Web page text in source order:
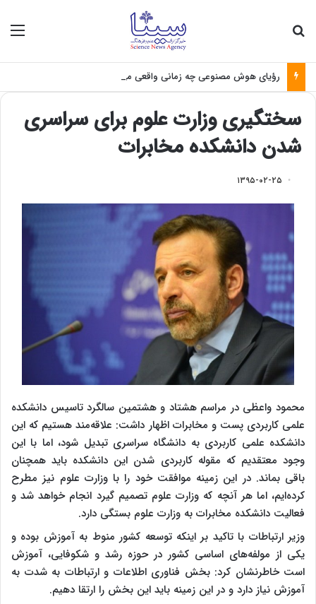
رؤیای هوش مصنوعی چه زمانی واقعی می‌شود؟
سختگیری وزارت علوم برای سراسری
شدن دانشکده مخابرات
۱۳۹۵-۰۲-۲۵
محمود واعظی در مراسم هشتاد و هشتمین سالگرد تاسیس دانشکده
علمی کاربردی پست و مخابرات اظهار داشت: علاقه‌مند هستیم که این
دانشکده علمی کاربردی به دانشگاه سراسری تبدیل شود، اما با این
وجود معتقدیم که مقوله کاربردی شدن این دانشکده باید همچنان
باقی بماند. در این زمینه موافقت خود را با وزارت علوم نیز مطرح
کرده‌ایم، اما هر آنچه که وزارت علوم تصمیم گیرد انجام خواهد شد و
فعالیت دانشکده مخابرات به وزارت علوم بستگی دارد.
وزیر ارتباطات با تاکید بر اینکه توسعه کشور منوط به آموزش بوده و
یکی از مولفه‌های اساسی کشور در حوزه رشد و شکوفایی، آموزش
است خاطرنشان کرد: بخش فناوری اطلاعات و ارتباطات به شدت به
آموزش نیاز دارد و در این زمینه باید این بخش را ارتقا دهیم.